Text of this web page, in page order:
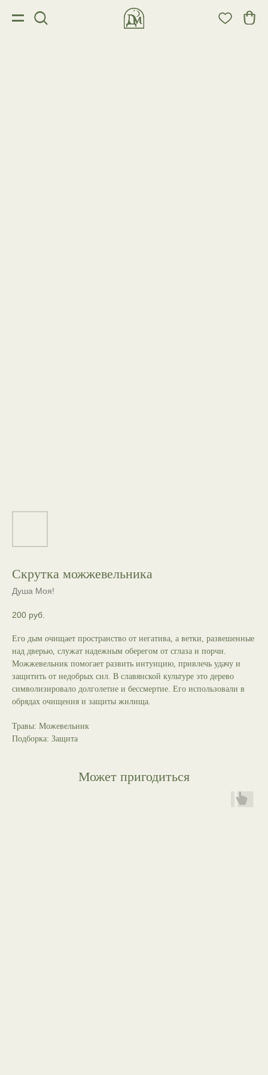
Скрутка можжевельника
Душа Моя!
200 руб.
Его дым очищает пространство от негатива, а ветки, развешенные
над дверью, служат надежным оберегом от сглаза и порчи.
Можжевельник помогает развить интуицию, привлечь удачу и
защитить от недобрых сил. В славянской культуре это дерево
символизировало долголетие и бессмертие. Его использовали в
обрядах очищения и защиты жилища.
Травы: Можевельник
Подборка: Защита
Может пригодиться